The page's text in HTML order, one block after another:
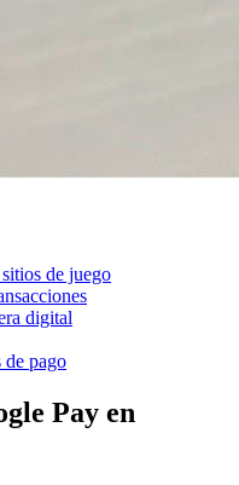
de juego
digital
de pago
Pay en